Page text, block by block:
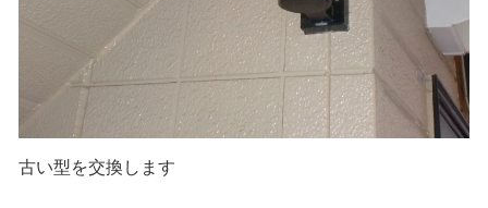
古い型を交換します